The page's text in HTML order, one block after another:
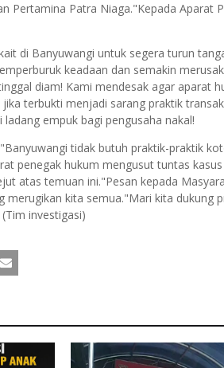
Pertamina Patra Niaga."Kepada Aparat
di Banyuwangi untuk segera turun
keadaan dan semakin
diam! Kami mendesak agar aparat
terbukti menjadi sarang praktik
empuk bagi pengusaha nakal!
tidak butuh praktik-praktik
penegak hukum mengusut tuntas kasus
atas temuan ini."Pesan kepada
merugikan kita semua."Mari kita dukung
investigasi)